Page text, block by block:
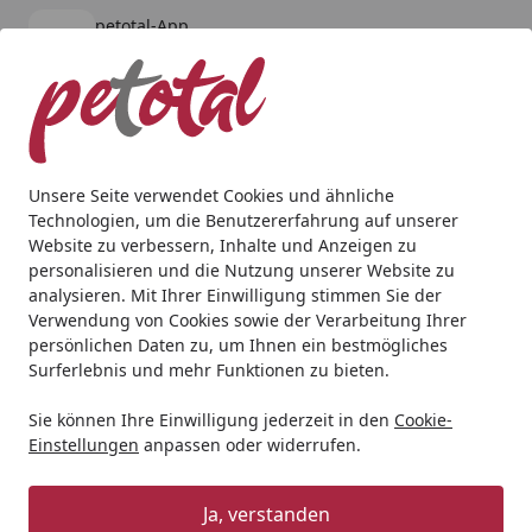
Unsere Seite verwendet Cookies und ähnliche
Technologien, um die Benutzererfahrung auf unserer
Website zu verbessern, Inhalte und Anzeigen zu
personalisieren und die Nutzung unserer Website zu
analysieren. Mit Ihrer Einwilligung stimmen Sie der
Verwendung von Cookies sowie der Verarbeitung Ihrer
persönlichen Daten zu, um Ihnen ein bestmögliches
Surferlebnis und mehr Funktionen zu bieten.
Sie können Ihre Einwilligung jederzeit in den Cookie-
Einstellungen anpassen oder widerrufen.
Ja, verstanden
petotal-App
kostenlos - Im App Store
Alle Produkte
Mein Konto
Suchen
Startseite
Hund Transport & Reise Transportboxen & -taschen
TAMI Front Seatbox Hundebox mit
Airbagfunktion 45x45x45cm braun